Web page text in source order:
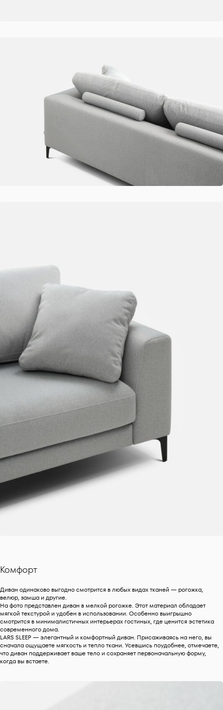
Комфорт
Диван одинаково выгодно смотрится в любых видах тканей — рогожка,
велюр, замша и другие.
На фото представлен диван в мелкой рогожке. Этот материал обладает
мягкой текстурой и удобен в использовании. Особенно выигрышно
смотрится в минималистичных интерьерах гостиных, где ценится эстетика
современного дома.
LARS SLEEP — элегантный и комфортный диван. Присаживаясь на него, вы
сначала ощущаете мягкость и тепло ткани. Усевшись поудобнее, отмечаете,
что диван поддерживает ваше тело и сохраняет первоначальную форму,
когда вы встаете.